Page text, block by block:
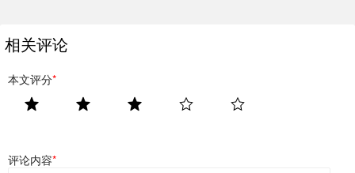
相关评论
本文评分*
评论内容*